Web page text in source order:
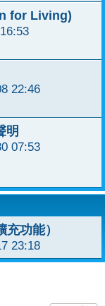
for Living)
22:46
明
07:53
功能）
23:18